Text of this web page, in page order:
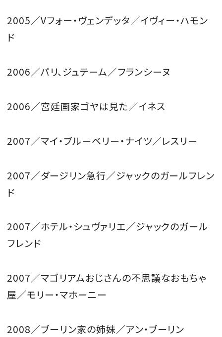
2005／Vフォー・ヴェンデッタ／イヴィー・ハモン
ド
2006／パリ、ジュテーム／フランシーヌ
2006／宮廷画家ゴヤは見た／イネス
2007／マイ・ブルーベリー・ナイツ／レスリー
2007／ダージリン急行／ジャックのガールフレン
ド
2007／ホテル・シュヴァリエ／ジャックのガール
フレンド
2007／マゴリアムおじさんの不思議なおもちゃ
屋／モリー・マホーニー
2008／ブーリン家の姉妹／アン・ブーリン